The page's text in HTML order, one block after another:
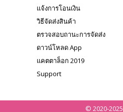
แจ้งการโอนเงิน
วิธีจัดส่งสินค้า
ตรวจสอบถานะการจัดส่ง
ดาวน์โหลด App
แคตตาล็อก 2019
Support
© 2020-2025